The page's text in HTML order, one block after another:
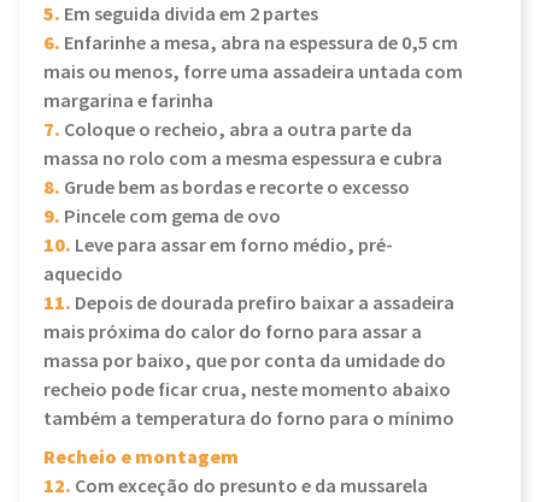
5. Em seguida divida em 2 partes
6. Enfarinhe a mesa, abra na espessura de 0,5 cm
mais ou menos, forre uma assadeira untada com
margarina e farinha
7. Coloque o recheio, abra a outra parte da
massa no rolo com a mesma espessura e cubra
8. Grude bem as bordas e recorte o excesso
9. Pincele com gema de ovo
10. Leve para assar em forno médio, pré-
aquecido
11. Depois de dourada prefiro baixar a assadeira
mais próxima do calor do forno para assar a
massa por baixo, que por conta da umidade do
recheio pode ficar crua, neste momento abaixo
também a temperatura do forno para o mínimo
Recheio e montagem
12. Com exceção do presunto e da mussarela